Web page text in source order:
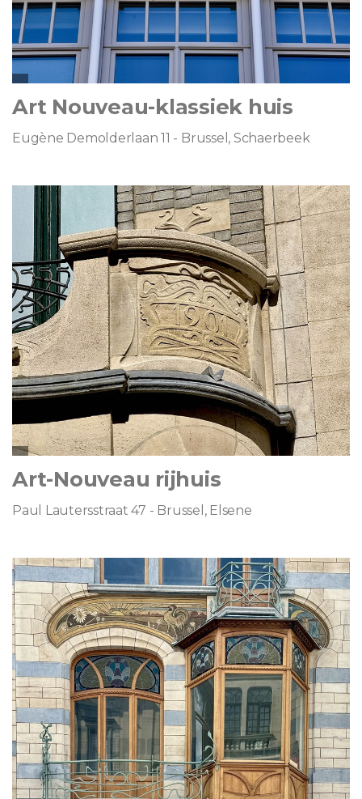
Art Nouveau-klassiek huis
Eugène Demolderlaan 11 - Brussel, Schaerbeek
Art-Nouveau rijhuis
Paul Lautersstraat 47 - Brussel, Elsene